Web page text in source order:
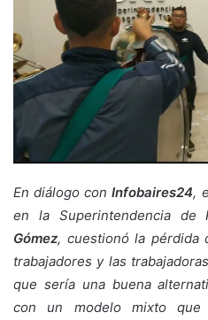
En diálogo conInfobaires24,
en la Superintendencia de
Gómez, cuestionó la pérdida
trabajadores y las
que sería una buena
con un modelo mixto que